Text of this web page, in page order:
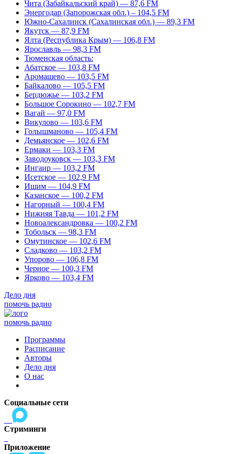
Чита (Забайкальский край) — 87,6 FM
Энергодар (Запорожская обл.) – 104,5 FM
Южно-Сахалинск (Сахалинская обл.) — 89,3 FM
Якутск — 87,9 FM
Ялта (Республика Крым) — 106,8 FM
Ярославль — 98,3 FM
Тюменская область:
Абатское — 103,8 FM
Аромашево — 103,5 FM
Байкалово — 105,5 FM
Бердюжье — 103,2 FM
Большое Сорокино — 102,7 FM
Вагай — 97,0 FM
Викулово — 103,6 FM
Голышманово — 105,4 FM
Демьянское — 102,6 FM
Ермаки — 103,3 FM
Заводоуковск — 103,3 FM
Ингаир — 103,2 FM
Исетское — 102,9 FM
Ишим — 104,9 FM
Казанское — 100,2 FM
Нагорный — 100,4 FM
Нижняя Тавда — 101,2 FM
Новоалександровка — 100,2 FM
Тобольск — 98,3 FM
Омутинское — 102,6 FM
Сладково — 103,2 FM
Упорово — 106,8 FM
Черное — 100,3 FM
Ярково — 103,4 FM
Дело дня
помочь радио
помочь радио
Программы
Расписание
Авторы
Дело дня
О нас
Социальные сети
Стриминги
Приложение